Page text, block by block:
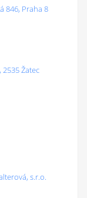
846, Praha 8
Žatec
s.r.o.